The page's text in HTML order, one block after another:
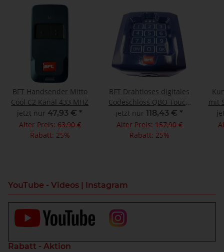
BFT Handsender Mitto
Cool C2 Kanal 433 MHZ
jetzt nur 47,93 € *
Alter Preis:63,90 €
Rabatt: 25%
BFT Drahtloses digitales
Codeschloss QBO Touch
10 Kanal 433 MHz
jetzt nur 118,43 € *
Alter Preis:157,90 €
Rabatt: 25%
mit
YouTube - Videos | Instagram
Rabatt - Aktion